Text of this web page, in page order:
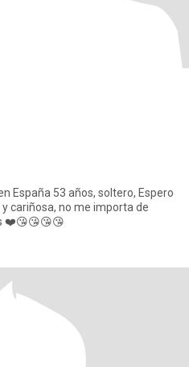
España 53 años, soltero, Espero
cariñosa, no me importa de
❤️😘😘😘😘